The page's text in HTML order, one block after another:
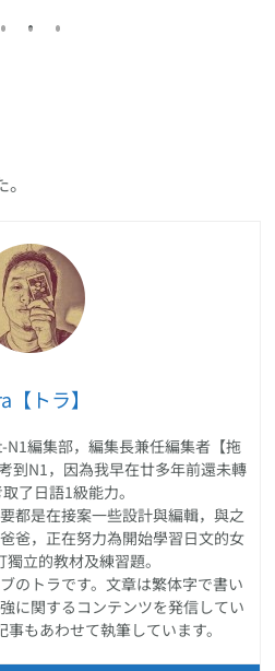
【トラ】
N1編集部，編集長兼任編集者【拖
到N1，因為我早在廿多年前還未轉
了日語1級能力。
都是在接案一些設計與編輯，與之
爸，正在努力為開始學習日文的女
立的教材及練習題。
のトラです。文章は繁体字で書い
に関するコンテンツを発信してい
もあわせて執筆しています。